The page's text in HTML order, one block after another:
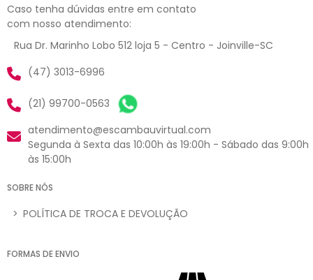
Caso tenha dúvidas entre em contato
com nosso atendimento:
Rua Dr. Marinho Lobo 512 loja 5 - Centro - Joinville-SC
(47) 3013-6996
(21) 99700-0563
atendimento@escambauvirtual.com
Segunda à Sexta das 10:00h às 19:00h - Sábado das 9:00h
às 15:00h
SOBRE NÓS
> POLÍTICA DE TROCA E DEVOLUÇÃO
FORMAS DE ENVIO